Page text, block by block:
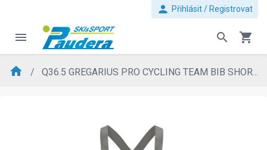
person Přihlásit / Registrovat
menu search shopping_cart
home Q36.5 GREGARIUS PRO CYCLING TEAM BIB SHORTS